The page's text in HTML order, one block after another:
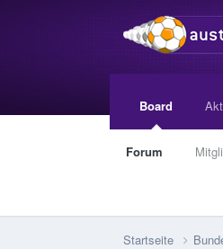
Board
Forum
Startseite